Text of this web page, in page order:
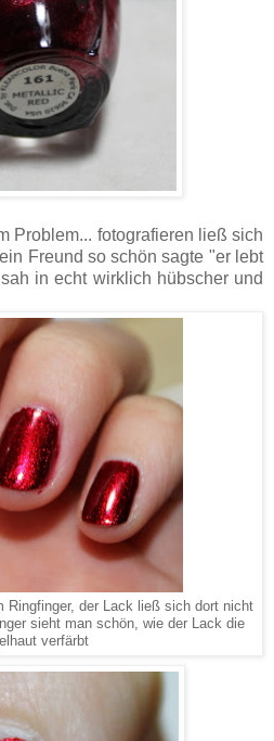
Problem... fotografieren ließ sich
Freund so schön sagte "er lebt
in echt wirklich hübscher und
Ringfinger, der Lack ließ sich dort nicht
sieht man schön, wie der Lack die
verfärbt